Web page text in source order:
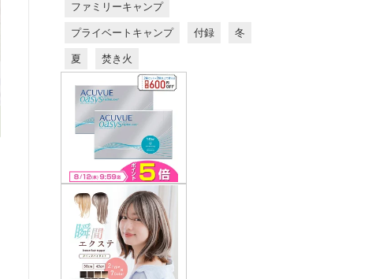
ファミリーキャンプ
プライベートキャンプ 付録 冬
夏 焚き火